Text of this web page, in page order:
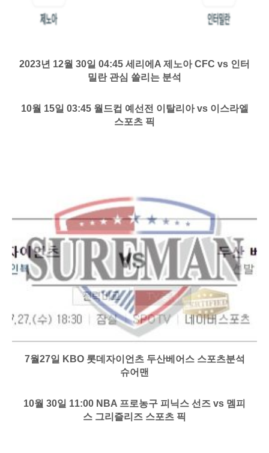
2023년 12월 30일 04:45 세리에A 제노아 CFC vs 인터
밀란 관심 쏠리는 분석
10월 15일 03:45 월드컵 예선전 이탈리아 vs 이스라엘
스포츠 픽
7월27일 KBO 롯데자이언츠 두산베어스 스포츠분석
슈어맨
10월 30일 11:00 NBA 프로농구 피닉스 선즈 vs 멤피
스 그리즐리즈 스포츠 픽